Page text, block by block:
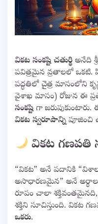
వికట సంకష్టి చతుర్థి అనేది
పవిత్రమైన వ్రతాలలో ఒకటి.
పద్ధతిలో చైత్ర మాసంలోని
వైశాఖ మాసం) రోజున ఈ
సంకష్టిగా జరుపుకుంటారు.
వికట స్వరూపాన్నిపూజించి
వికట గణపతి
“వికట” అనే పదానికి
అసాధారణమైన” అనే
రూపం చాలా శక్తివంతమైనది,
శక్తిని సూచిస్తుంది. వికట
ఒకరు.